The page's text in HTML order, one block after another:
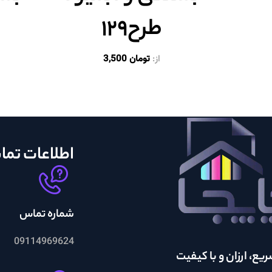
طرح۱۲۹
از:تومان3,500
ارزان و با کیفیت
اطلاعات
شماره تماس
09114969624